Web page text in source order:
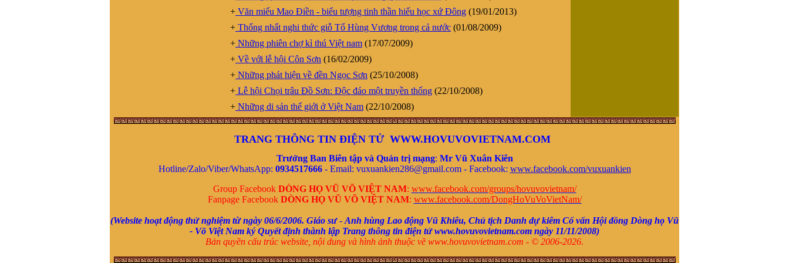
đổi, không xác định được
thôn nào xã nào ngày nay.
đình chúng tôi đã vào Nam
mong có thể tìm được thông
tin và Phả Hệ để có thể Bái
Tổ. Nếu có được thông tin
vui lòng liên hệ với chúng
+ Văn miếu Mao Điền - biểu tượng tinh thần hiếu học xứ Đông (19/01/2013)
+ Thống nhất nghi thức giỗ Tổ Hùng Vương trong cả nước (01/08/2009)
+ Những phiên chợ kì thú Việt nam (17/07/2009)
+ Về với lễ hội Côn Sơn (16/02/2009)
+ Những phát hiện về đền Ngọc Sơn (25/10/2008)
+ Lễ hội Chọi trâu Đồ Sơn: Độc đáo một truyền thống (22/10/2008)
+ Những di sản thế giới ở Việt Nam (22/10/2008)
TRANG THÔNG TIN ĐIỆN TỬ WWW.HOVUVOVIETNAM.COM
Trưởng Ban Biên tập và Quản trị mạng: Mr Vũ Xuân Kiên
Hotline/Zalo/Viber/WhatsApp: 0934517666 - Email: vuxuankien286@gmail.com - Facebook: www.facebook.com/vuxuankien
Group Facebook DÒNG HỌ VŨ VÕ VIỆT NAM: www.facebook.com/groups/hovuvovietnam/
Fanpage Facebook DÒNG HỌ VŨ VÕ VIỆT NAM: www.facebook.com/DongHoVuVoVietNam/
(Website hoạt động thử nghiệm từ ngày 06/6/2006. Giáo sư - Anh hùng Lao động Vũ Khiêu, Chủ tịch Danh dự kiêm Cố vấn Hội đồng Dòng họ Vũ
- Võ Việt Nam ký Quyết định thành lập Trang thông tin điện tử www.hovuvovietnam.com ngày 11/11/2008)
Bản quyền cấu trúc website, nội dung và hình ảnh thuộc về www.hovuvovietnam.com - © 2006-2026.